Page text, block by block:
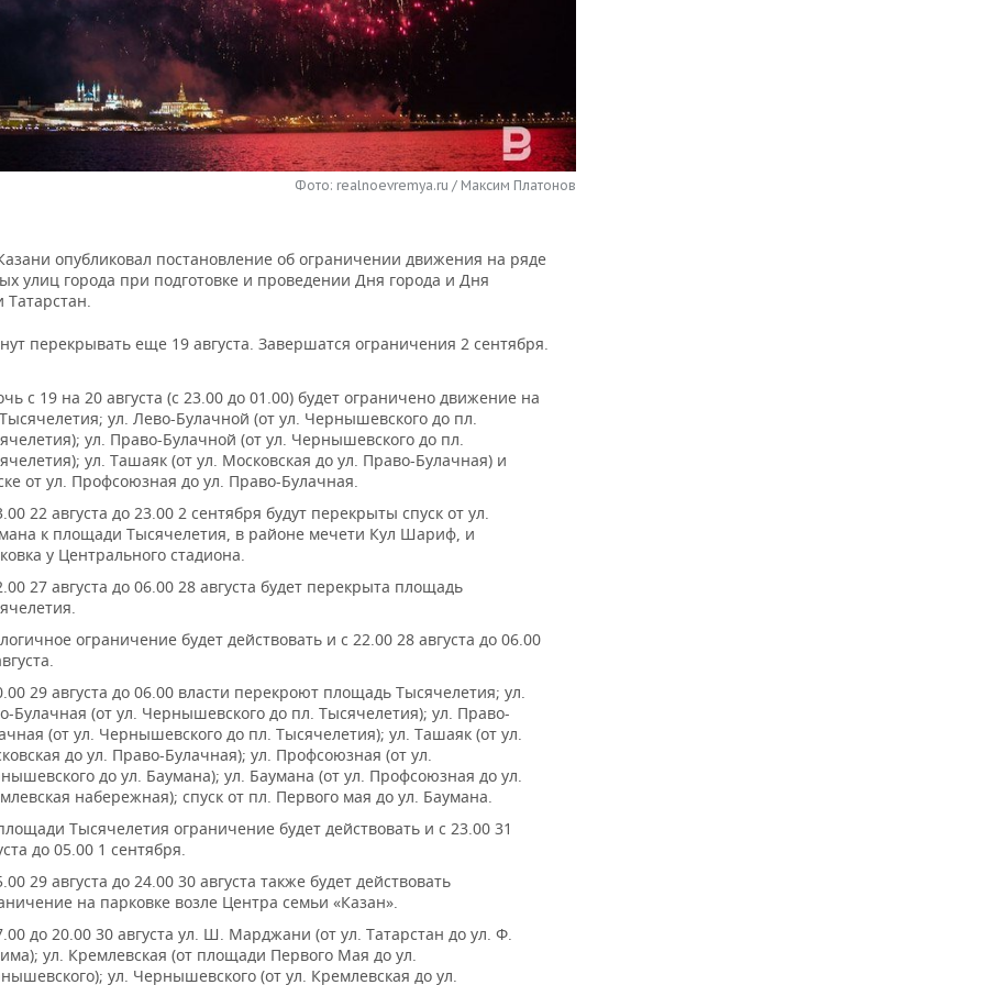
Фото: realnoevremya.ru / Максим Платонов
опубликовал постановление об ограничении движения на ряде
улиц города при подготовке и проведении Дня города и Дня
Татарстан.
перекрывать еще 19 августа. Завершатся ограничения 2 сентября.
с 19 на 20 августа (с 23.00 до 01.00) будет ограничено движение на
ул. Лево-Булачной (от ул. Чернышевского до пл.
ул. Право-Булачной (от ул. Чернышевского до пл.
ул. Ташаяк (от ул. Московская до ул. Право-Булачная) и
от ул. Профсоюзная до ул. Право-Булачная.
22 августа до 23.00 2 сентября будут перекрыты спуск от ул.
к площади Тысячелетия, в районе мечети Кул Шариф, и
у Центрального стадиона.
27 августа до 06.00 28 августа будет перекрыта площадь
ограничение будет действовать и с 22.00 28 августа до 06.00
29 августа до 06.00 власти перекроют площадь Тысячелетия; ул.
Булачная (от ул. Чернышевского до пл. Тысячелетия); ул. Право-
(от ул. Чернышевского до пл. Тысячелетия); ул. Ташаяк (от ул.
до ул. Право-Булачная); ул. Профсоюзная (от ул.
до ул. Баумана); ул. Баумана (от ул. Профсоюзная до ул.
набережная); спуск от пл. Первого мая до ул. Баумана.
Тысячелетия ограничение будет действовать и с 23.00 31
до 05.00 1 сентября.
29 августа до 24.00 30 августа также будет действовать
на парковке возле Центра семьи «Казан».
до 20.00 30 августа ул. Ш. Марджани (от ул. Татарстан до ул. Ф.
ул. Кремлевская (от площади Первого Мая до ул.
ул. Чернышевского (от ул. Кремлевская до ул.